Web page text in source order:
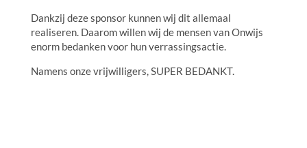
Dankzij deze sponsor kunnen wij dit allemaal
realiseren. Daarom willen wij de mensen van Onwijs
enorm bedanken voor hun verrassingsactie.
Namens onze vrijwilligers, SUPER BEDANKT.